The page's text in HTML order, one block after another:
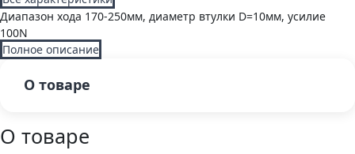
Диапазон хода 170-250мм, диаметр втулки D=10мм, усилие
100N
Полное описание
О товаре
О товаре